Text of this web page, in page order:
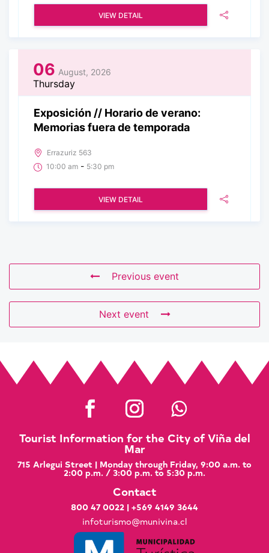
VIEW DETAIL
06 August, 2026
Thursday
Exposición // Horario de verano:
Memorias fuera de temporada
Errazuriz 563
10:00 am - 5:30 pm
VIEW DETAIL
Previous event
Next event
Tourist Information for the City of Viña del
Mar
715 Arlegui Street | Monday through Friday, 9:00 a.m. to
2:00 p.m. / 3:00 p.m. to 5:30 p.m.
Contact
800 47 0022 | +569 4149 3644
infoturismo@munivina.cl